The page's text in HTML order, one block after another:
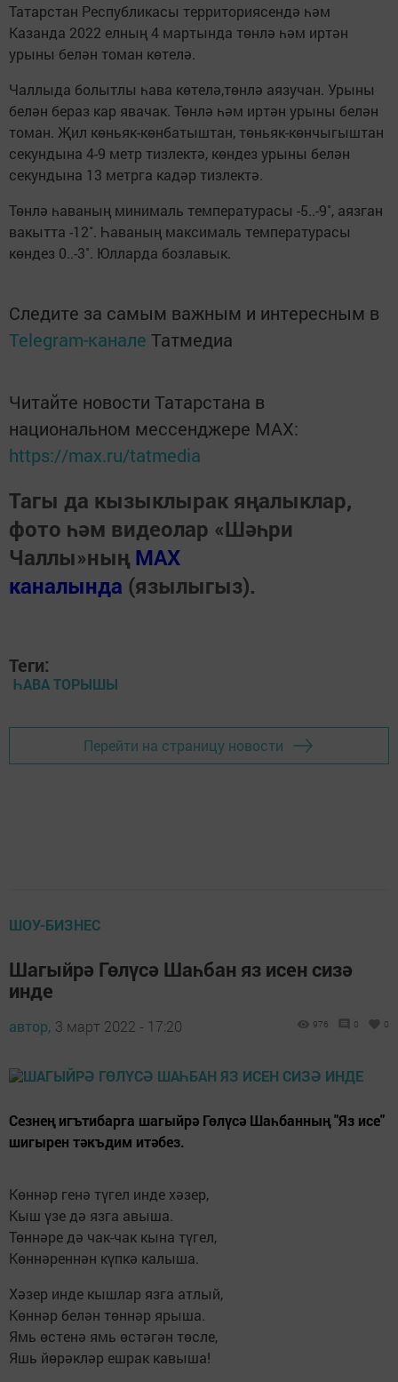
Татарстан Республикасы территориясендә һәм
Казанда 2022 елның 4 мартында төнлә һәм иртән
урыны белән томан көтелә.
Чаллыда болытлы һава көтелә,төнлә аязучан. Урыны
белән бераз кар явачак. Төнлә һәм иртән урыны белән
томан. Җил көньяк-көнбатыштан, төньяк-көнчыгыштан
секундына 4-9 метр тизлектә, көндез урыны белән
секундына 13 метрга кадәр тизлектә.
Төнлә һаваның минималь температурасы -5..-9˚, аязган
вакытта -12˚. Һаваның максималь температурасы
көндез 0..-3˚. Юлларда бозлавык.
Следите за самым важным и интересным в
Telegram-канале Татмедиа
Читайте новости Татарстана в
национальном мессенджере MАХ:
https://max.ru/tatmedia
Тагы да кызыклырак яңалыклар,
фото һәм видеолар «Шәһри
Чаллы»ның MAX
каналында (язылыгыз).
Теги:
ҺАВА ТОРЫШЫ
Перейти на страницу новости
ШОУ-БИЗНЕС
Шагыйрә Гөлүсә Шаһбан яз исен сизә
инде
автор, 3 март 2022 - 17:20 976 0 0
Сезнең игътибарга шагыйрә Гөлүсә Шаһбанның "Яз исе"
шигырен тәкъдим итәбез.
Көннәр генә түгел инде хәзер,
Кыш үзе дә язга авыша.
Төннәре дә чак-чак кына түгел,
Көннәреннән күпкә калыша.
Хәзер инде кышлар язга атлый,
Көннәр белән төннәр ярыша.
Ямь өстенә ямь өстәгән төсле,
Яшь йөрәкләр ешрак кавыша!